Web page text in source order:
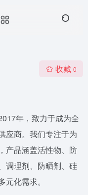
收藏 0
年，致力于成为全
应商。我们专注于为
产品涵盖活性物、防
调理剂、防晒剂、硅
化需求。